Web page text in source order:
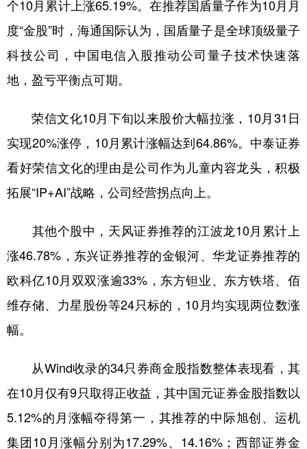
个10月累计上涨65.19%。在推荐国盾量子作为10月月
度“金股”时，海通国际认为，国盾量子是全球顶级量子
科技公司，中国电信入股推动公司量子技术快速落
地，盈亏平衡点可期。
荣信文化10月下旬以来股价大幅拉涨，10月31日
实现20%涨停，10月累计涨幅达到64.86%。中泰证券
看好荣信文化的理由是公司作为儿童内容龙头，积极
拓展“IP+AI”战略，公司经营拐点向上。
其他个股中，天风证券推荐的江波龙10月累计上
涨46.78%，东兴证券推荐的金银河、华龙证券推荐的
欧科亿10月双双涨逾33%，东方钽业、东方铁塔、佰
维存储、力星股份等24只标的，10月均实现两位数涨
幅。
从Wind收录的34只券商金股指数整体表现看，其
在10月仅有9只取得正收益，其中国元证券金股指数以
5.12%的月涨幅夺得第一，其推荐的中际旭创、运机
集团10月涨幅分别为17.29%、14.16%；西部证券金